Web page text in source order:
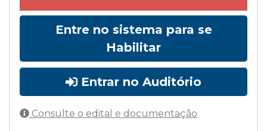
Entre no sistema para se
Habilitar
Entrar no Auditório
Consulte o edital e documentação